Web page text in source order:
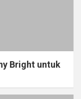
Bright untuk